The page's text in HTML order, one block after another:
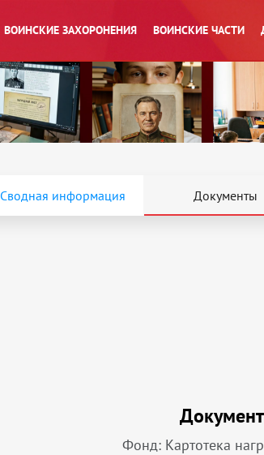
ВОИНСКИЕ ЗАХОРОНЕНИЯ ВОИНСКИЕ ЧАСТИ
Сводная информация Документы
Фонд: Картотека